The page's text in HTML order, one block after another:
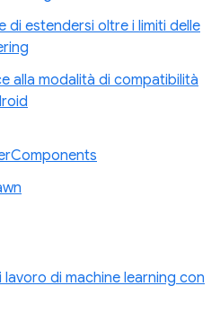
di estendersi oltre i limiti delle
alla modalità di compatibilità
di machine learning con